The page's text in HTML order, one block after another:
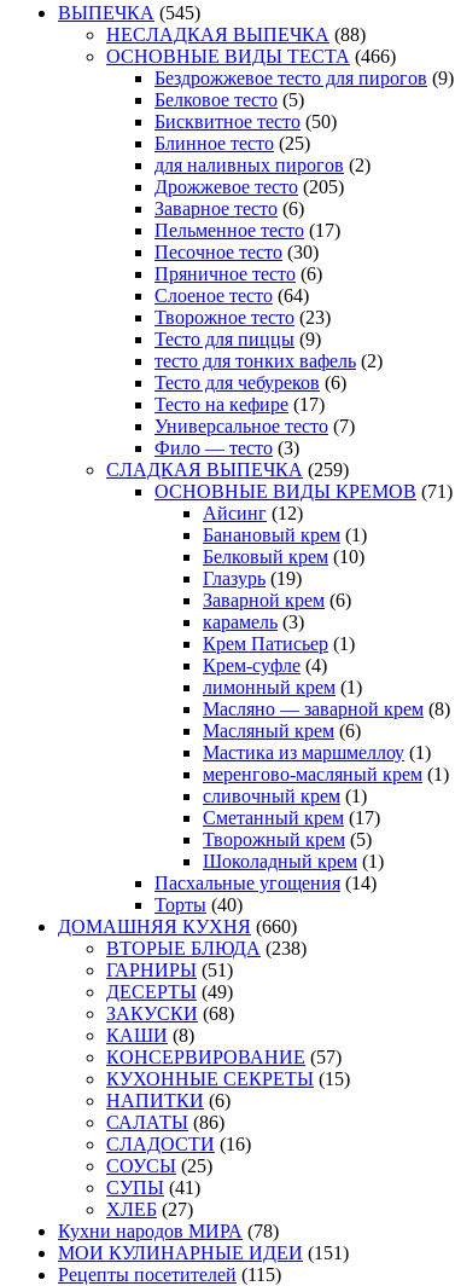
ВЫПЕЧКА (545)
НЕСЛАДКАЯ ВЫПЕЧКА (88)
ОСНОВНЫЕ ВИДЫ ТЕСТА (466)
Бездрожжевое тесто для пирогов (9)
Белковое тесто (5)
Бисквитное тесто (50)
Блинное тесто (25)
для наливных пирогов (2)
Дрожжевое тесто (205)
Заварное тесто (6)
Пельменное тесто (17)
Песочное тесто (30)
Пряничное тесто (6)
Слоеное тесто (64)
Творожное тесто (23)
Тесто для пиццы (9)
тесто для тонких вафель (2)
Тесто для чебуреков (6)
Тесто на кефире (17)
Универсальное тесто (7)
Фило — тесто (3)
СЛАДКАЯ ВЫПЕЧКА (259)
ОСНОВНЫЕ ВИДЫ КРЕМОВ (71)
Айсинг (12)
Банановый крем (1)
Белковый крем (10)
Глазурь (19)
Заварной крем (6)
карамель (3)
Крем Патисьер (1)
Крем-суфле (4)
лимонный крем (1)
Масляно — заварной крем (8)
Масляный крем (6)
Мастика из маршмеллоу (1)
меренгово-масляный крем (1)
сливочный крем (1)
Сметанный крем (17)
Творожный крем (5)
Шоколадный крем (1)
Пасхальные угощения (14)
Торты (40)
ДОМАШНЯЯ КУХНЯ (660)
ВТОРЫЕ БЛЮДА (238)
ГАРНИРЫ (51)
ДЕСЕРТЫ (49)
ЗАКУСКИ (68)
КАШИ (8)
КОНСЕРВИРОВАНИЕ (57)
КУХОННЫЕ СЕКРЕТЫ (15)
НАПИТКИ (6)
САЛАТЫ (86)
СЛАДОСТИ (16)
СОУСЫ (25)
СУПЫ (41)
ХЛЕБ (27)
Кухни народов МИРА (78)
МОИ КУЛИНАРНЫЕ ИДЕИ (151)
Рецепты посетителей (115)